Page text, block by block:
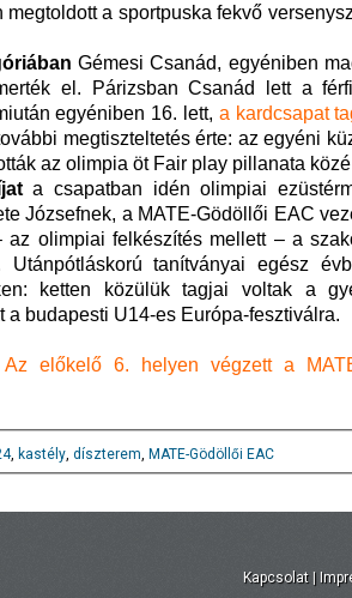
megtoldott a sportpuska fekvő
Gémesi Csanád, egyéniben
el. Párizsban Csanád lett a
egyéniben 16. lett, a kardcsapat
megtiszteltetés érte: az egyéni
az olimpia öt Fair play pillanata
a csapatban idén olimpiai
Józsefnek, a MATE-Gödöllői EAC
az olimpiai felkészítés mellett – a
Utánpótláskorú tanítványai egész
ketten közülük tagjai voltak a
a budapesti U14-es Európa-fesztiválra.
Az előkelő 6. helyen végzett a
, kastély, díszterem, MATE-Gödöllői EAC
Kapcsolat |